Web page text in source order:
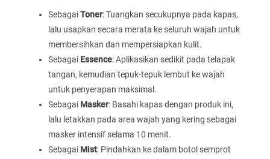
SebagaiToner: Tuangkan secukupnya pada kapas,
lalu usapkan secara merata ke seluruh wajah untuk
membersihkan dan mempersiapkan kulit.
Sebagai Essence: Aplikasikan sedikit pada telapak
tangan, kemudian tepuk-tepuk lembut ke wajah
untuk penyerapan maksimal.
Sebagai Masker: Basahi kapas dengan produk ini,
lalu letakkan pada area wajah yang kering sebagai
masker intensif selama 10 menit.
Sebagai Mist: Pindahkan ke dalam botol semprot